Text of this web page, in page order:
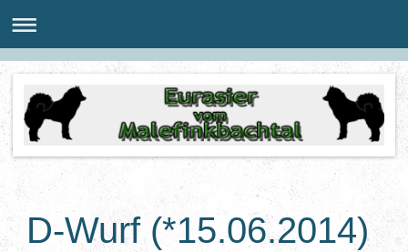
D-Wurf (*15.06.2014)